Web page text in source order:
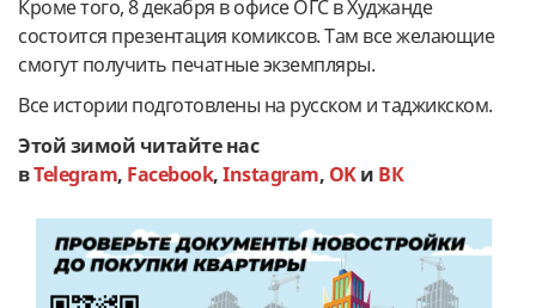
Кроме того, 8 декабря в офисе ОГС в Худжанде
состоится презентация комиксов. Там все желающие
смогут получить печатные экземпляры.
Все истории подготовлены на русском и таджикском.
Этой зимой читайте нас
вTelegram, Facebook,Instagram, OKи ВК